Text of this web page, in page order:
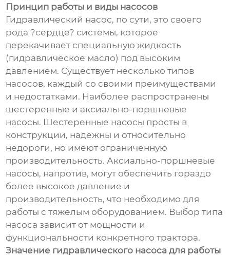
Принцип работы и виды насосов
Гидравлический насос, по сути, это своего
рода ?сердце? системы, которое
перекачивает специальную жидкость
(гидравлическое масло) под высоким
давлением. Существует несколько типов
насосов, каждый со своими преимуществами
и недостатками. Наиболее распространены
шестеренные и аксиально-поршневые
насосы. Шестеренные насосы просты в
конструкции, надежны и относительно
недороги, но имеют ограниченную
производительность. Аксиально-поршневые
насосы, напротив, могут обеспечить гораздо
более высокое давление и
производительность, что необходимо для
работы с тяжелым оборудованием. Выбор типа
насоса зависит от мощности и
функциональности конкретного трактора.
Значение гидравлического насоса для работы